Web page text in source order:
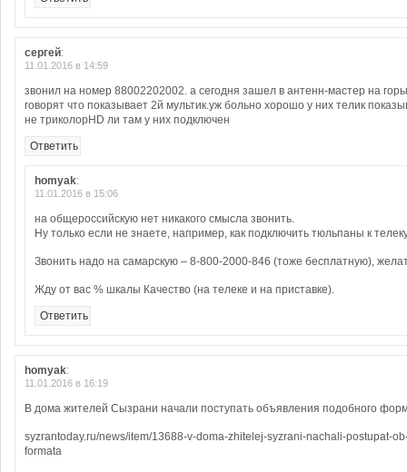
сергей:
11.01.2016 в 14:59
звонил на номер 88002202002. а сегодня зашел в антенн-мастер на
говорят что показывает 2й мультик.уж больно хорошо у них телик
не триколорHD ли там у них подключен
Ответить
homyak:
11.01.2016 в 15:06
на общероссийскую нет никакого смысла звонить.
Ну только если не знаете, например, как подключить тюльпаны к
Звонить надо на самарскую – 8-800-2000-846 (тоже бесплатную),
Жду от вас % шкалы Качество (на телеке и на приставке).
Ответить
homyak:
11.01.2016 в 16:19
В дома жителей Сызрани начали поступать объявления подобного
syzrantoday.ru/news/item/13688-v-doma-zhitelej-syzrani-nachali-postupat-
formata